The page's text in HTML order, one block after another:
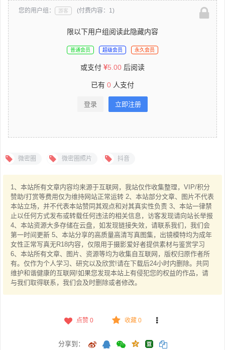
您的用户组： 游客 (付费内容：1)
限以下用户组阅读此隐藏内容
普通会员 超级会员 永久会员
或支付 5.00 后阅读
已有 0 人支付
登录 立即注册
微密圈 微密圈照片 抖音
1、本站所有文章内容均来源于互联网，我站仅作收集整理，VIP/积分
赞助/打赏等费用仅为维持网站正常运转 2、本站部分文章、图片不代表
本站立场，并不代表本站赞同其观点和对其真实性负责 3、本站一律禁
止以任何方式发布或转载任何违法的相关信息，访客发现请向站长举报
4、本站资源大多存储在云盘，如发现链接失效，请联系我们，我们会
第一时间更新 5、本站分享的高质量高清写真图集，出镜模特均为成年
女性正常写真无R18内容，仅限用于摄影爱好者提供素材与鉴赏学习
6、本站所有文章、图片、资源等均为收集自互联网，版权归原作者所
有。仅作为个人学习、研究以及欣赏!请在下载后24小时内删除。共同
维护和谐健康的互联网!如果您发现本站上有侵犯您的权益的作品，请
与我们取得联系，我们会及时删除或者修改。
点赞 0 收藏 0
分享到：